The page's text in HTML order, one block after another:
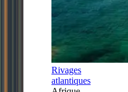
Rivages
atlantiques